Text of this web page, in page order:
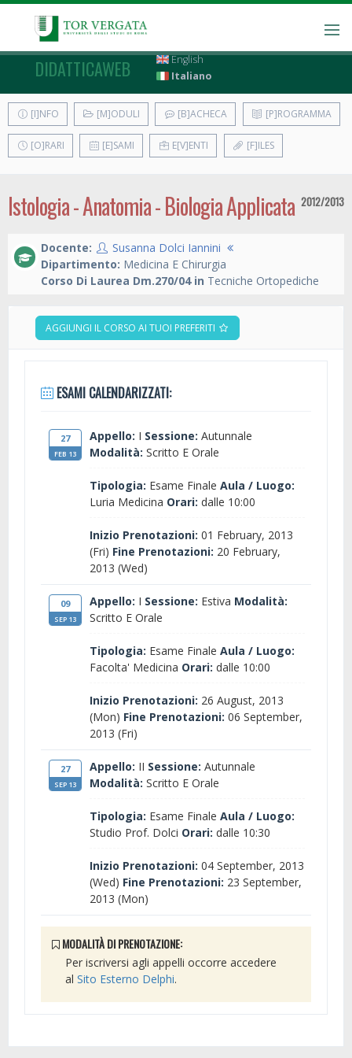
DIDATTICAWEB
English
Italiano
[I]NFO [M]ODULI [B]ACHECA [P]ROGRAMMA
[O]RARI [E]SAMI E[V]ENTI [F]ILES
Istologia - Anatomia - Biologia Applicata 2012/2013
Docente:
Susanna Dolci Iannini
Dipartimento: Medicina E Chirurgia
Corso Di Laurea Dm.270/04 in Tecniche Ortopediche
AGGIUNGI IL CORSO AI TUOI PREFERITI
ESAMI CALENDARIZZATI:
27
FEB 13
Appello: I Sessione: Autunnale
Modalità: Scritto E Orale
Tipologia: Esame Finale Aula / Luogo:
Luria Medicina Orari: dalle 10:00
Inizio Prenotazioni: 01 February, 2013
(Fri) Fine Prenotazioni: 20 February,
2013 (Wed)
09
SEP 13
Appello: I Sessione: Estiva Modalità:
Scritto E Orale
Tipologia: Esame Finale Aula / Luogo:
Facolta' Medicina Orari: dalle 10:00
Inizio Prenotazioni: 26 August, 2013
(Mon) Fine Prenotazioni: 06 September,
2013 (Fri)
27
SEP 13
Appello: II Sessione: Autunnale
Modalità: Scritto E Orale
Tipologia: Esame Finale Aula / Luogo:
Studio Prof. Dolci Orari: dalle 10:30
Inizio Prenotazioni: 04 September, 2013
(Wed) Fine Prenotazioni: 23 September,
2013 (Mon)
MODALITÀ DI PRENOTAZIONE:
Per iscriversi agli appelli occorre accedere
al Sito Esterno Delphi.